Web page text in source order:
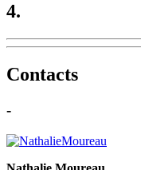
4.
Contacts
-